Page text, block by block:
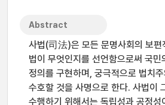
Abstract
사법(司法)은 모든 문명사회의 보편
법이 무엇인지를 선언함으로써 국민
정의를 구현하며, 궁극적으로 법치
수호할 것을 사명으로 한다. 사법이
수행하기 위해서는 독립성과 공정성